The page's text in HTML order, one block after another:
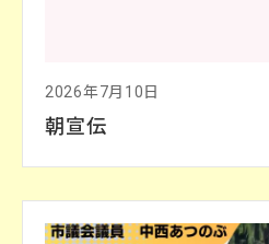
2026年7月10日
朝宣伝